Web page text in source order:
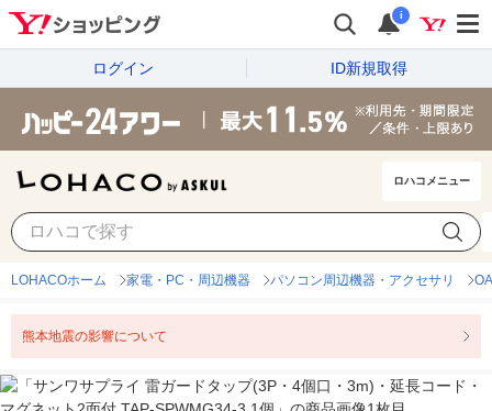
i
ログイン ID新規取得
ロハコメニュー
LOHACOホーム 家電・PC・周辺機器 パソコン周辺機器・アクセサリ
熊本地震の影響について